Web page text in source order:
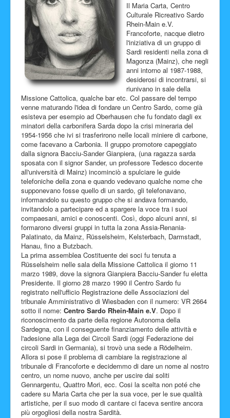
Il Maria Carta, Centro
Culturale Ricreativo Sardo
Rhein-Main e.V.
Francoforte, nacque dietro
l'iniziativa di un gruppo di
Sardi residenti nella zona di
Magonza (Mainz), che negli
anni intorno al 1987-1988,
desiderosi di incontrarsi, si
riunivano in sale della
Missione Cattolica, qualche bar etc. Col passare del tempo
venne maturando l'idea di fondare un Centro Sardo, come già
esisteva per esempio ad Oberhausen che fu fondato dagli ex
minatori della carbonifera Sarda dopo la crisi mineraria del
1954-1956 che ivi si trasferirono nelle locali miniere di carbone,
come facevano a Carbonia. Il gruppo promotore capeggiato
dalla signora Bacciu-Sander Gianpiera, (una ragazza sarda
sposata con il signor Sander, un professore Tedesco docente
all'università di Mainz) incominciò a spulciare le guide
telefoniche della zona e quando vedevano qualche nome che
supponevano fosse quello di un sardo, gli telefonavano,
informandolo su questo gruppo che si andava formando,
invitandolo a partecipare ed a spargere la voce tra i suoi
compaesani, amici e conoscenti. Così, dopo alcuni anni, si
formarono diversi gruppi in tutta la zona Assia-Renania-
Palatinato, da Mainz, Rüsselsheim, Kelsterbach, Darmstadt,
Hanau, fino a Butzbach.
La prima assemblea Costituente dei soci fu tenuta a
Rüsselsheim nelle sala della Missione Cattolica il giorno 11
marzo 1989, dove la signora Gianpiera Bacciu-Sander fu eletta
Presidente. Il giorno 28 marzo 1990 il Centro Sardo fu
registrato nell'ufficio Registrazione delle Associazioni del
tribunale Amministrativo di Wiesbaden con il numero: VR 2664
sotto il nome: Centro Sardo Rhein-Main e.V. Dopo il
riconoscimento da parte della regione Autonoma della
Sardegna, con il conseguente finanziamento delle attività e
l'adesione alla Lega dei Circoli Sardi (oggi Federazione dei
circoli Sardi in Germania), si trovò una sede a Rödelheim.
Allora si pose il problema di cambiare la registrazione al
tribunale di Francoforte e decidemmo di dare un nome al nostro
centro, un nome nuovo, anche per uscire dai soliti
Gennargentu, Quattro Mori, ecc. Cosi la scelta non poté che
cadere su Maria Carta che per la sua voce, per le sue qualità
artistiche, per il suo modo di cantare ci faceva sentire ancora
più orgogliosi della nostra Sardità.